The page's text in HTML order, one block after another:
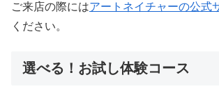
ご来店の際にはアートネイチャーの公式
ください。
選べる！お試し体験コース